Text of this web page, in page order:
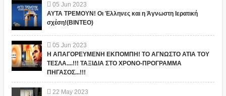
05 Jun 2023
ΑΥΤΑ ΤΡΕΜΟΥΝ! Οι Έλληνες και η Άγνωστη Ιερατική
σχέση!(ΒΙΝΤΕΟ)
05 Jun 2023
Η ΑΠΑΓΟΡΕΥΜΕΝΗ ΕΚΠΟΜΠΗ! ΤΟ ΑΓΝΩΣΤΟ ΑΤΙΑ ΤΟΥ
ΤΕΣΛΑ....!!! ΤΑΞΙΔΙΑ ΣΤΟ ΧΡΟΝΟ-ΠΡΟΓΡΑΜΜΑ
ΠΗΓΑΣΟΣ...!!!
22 May 2023